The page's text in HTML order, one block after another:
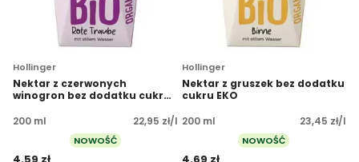
Hollinger
Nektar z czerwonych
winogron bez dodatku cukru
200 ml
22,95 zł/l
NOWOŚĆ
Hollinger
Nektar z gruszek bez dodatku
cukru EKO
200 ml
23,45 zł/l
NOWOŚĆ